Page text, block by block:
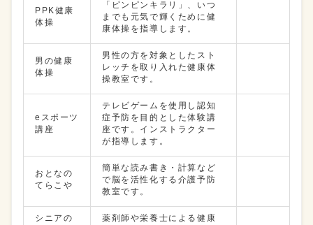
PPK健康
体操
「ピンピンキラリ」、いつ
までも元気で輝くために健
康体操を指導します。
男の健康
体操
男性の方を対象としたスト
レッチを取り入れた健康体
操教室です。
eスポーツ
講座
テレビゲームを使用し認知
症予防を目的とした体験講
座です。インストラクター
が指導します。
おとなの
てらこや
簡単な読み書き・計算など
で脳を活性化する介護予防
教室です。
シニアの
薬剤師や栄養士による健康